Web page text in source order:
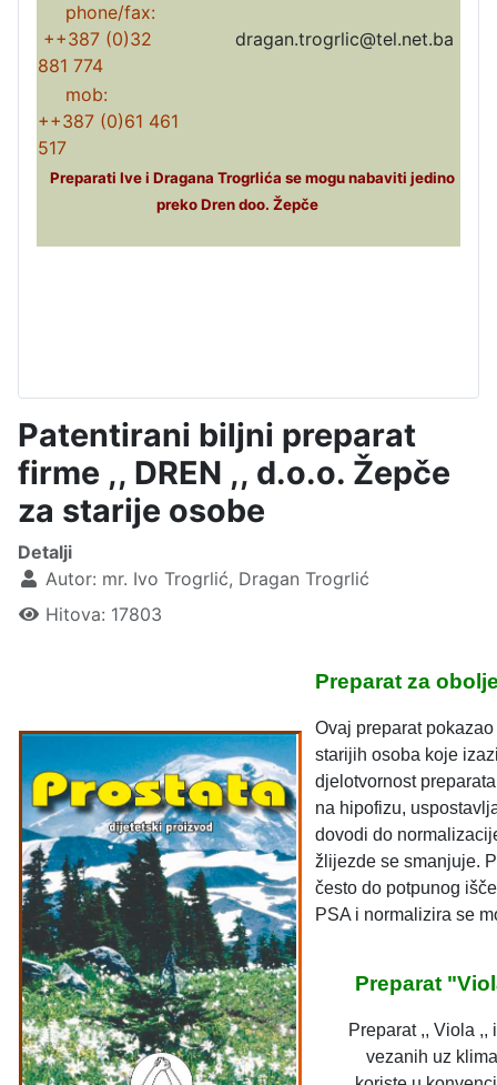
phone/fax:
++387 (0)32
881 774
dragan.trogrlic@tel.net.ba
mob:
++387 (0)61 461
517
Preparati Ive i Dragana Trogrlića se mogu nabaviti jedino
preko Dren doo. Žepče
Patentirani biljni preparat
firme ,, DREN ,, d.o.o. Žepče
za starije osobe
Detalji
Autor: mr. Ivo Trogrlić, Dragan Trogrlić
Hitova: 17803
Preparat za
Ovaj preparat
starijih osoba koje
djelotvornost
na hipofizu,
dovodi do
žlijezde se smanjuje.
često do potpunog
PSA i normalizira se
Preparat
Preparat ,, Viola
vezanih uz